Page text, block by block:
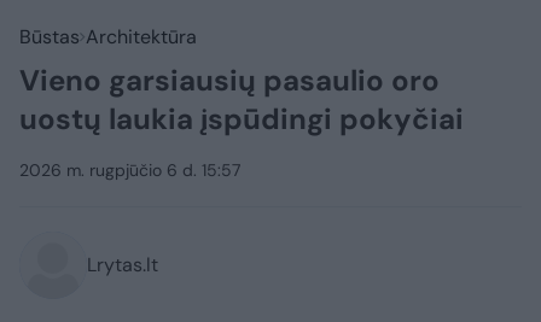
Būstas Architektūra
Vieno garsiausių pasaulio oro
uostų laukia įspūdingi pokyčiai
2026 m. rugpjūčio 6 d. 15:57
Lrytas.lt